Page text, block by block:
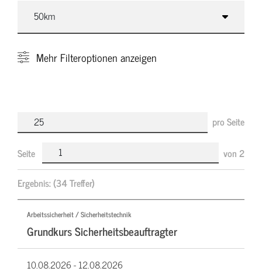
Mehr Filteroptionen anzeigen
pro Seite
Seite von2
Ergebnis:(34 Treffer)
Arbeitssicherheit / Sicherheitstechnik
Grundkurs Sicherheitsbeauftragter
10.08.2026 -12.08.2026